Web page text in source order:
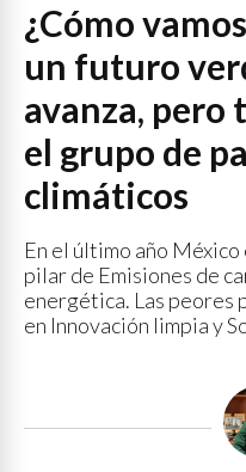
¿Cómo
un futuro
avanza, pero
el grupo de
climáticos
En el último año
pilar de Emisiones de
energética. Las peores
en Innovación limpia y